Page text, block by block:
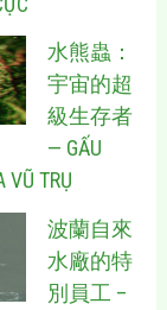
水熊蟲：
宇宙的超
級生存者
— GẤU
VŨ TRỤ
波蘭自來
水廠的特
別員工 –